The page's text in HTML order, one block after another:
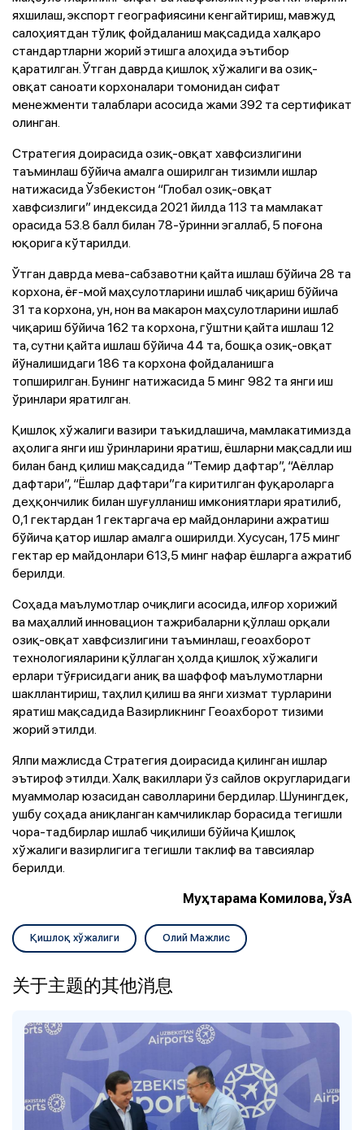
яхшилаш, экспорт географиясини кенгайтириш, мавжуд
салоҳиятдан тўлиқ фойдаланиш мақсадида халқаро
стандартларни жорий этишга алоҳида эътибор
қаратилган. Ўтган даврда қишлоқ хўжалиги ва озиқ-
овқат саноати корхоналари томонидан сифат
менежменти талаблари асосида жами 392 та сертификат
олинган.
Стратегия доирасида озиқ-овқат хавфсизлигини
таъминлаш бўйича амалга оширилган тизимли ишлар
натижасида Ўзбекистон “Глобал озиқ-овқат
хавфсизлиги” индексида 2021 йилда 113 та мамлакат
орасида 53.8 балл билан 78-ўринни эгаллаб, 5 поғона
юқорига кўтарилди.
Ўтган даврда мева-сабзавотни қайта ишлаш бўйича 28 та
корхона, ёғ-мой маҳсулотларини ишлаб чиқариш бўйича
31 та корхона, ун, нон ва макарон маҳсулотларини ишлаб
чиқариш бўйича 162 та корхона, гўштни қайта ишлаш 12
та, сутни қайта ишлаш бўйича 44 та, бошқа озиқ-овқат
йўналишидаги 186 та корхона фойдаланишга
топширилган. Бунинг натижасида 5 минг 982 та янги иш
ўринлари яратилган.
Қишлоқ хўжалиги вазири таъкидлашича, мамлакатимизда
аҳолига янги иш ўринларини яратиш, ёшларни мақсадли иш
билан банд қилиш мақсадида “Темир дафтар”, “Аёллар
дафтари”, “Ёшлар дафтари”га киритилган фуқароларга
деҳқончилик билан шуғулланиш имкониятлари яратилиб,
0,1 гектардан 1 гектаргача ер майдонларини ажратиш
бўйича қатор ишлар амалга оширилди. Хусусан, 175 минг
гектар ер майдонлари 613,5 минг нафар ёшларга ажратиб
берилди.
Соҳада маълумотлар очиқлиги асосида, илғор хорижий
ва маҳаллий инновацион тажрибаларни қўллаш орқали
озиқ-овқат хавфсизлигини таъминлаш, геоахборот
технологияларини қўллаган ҳолда қишлоқ хўжалиги
ерлари тўғрисидаги аниқ ва шаффоф маълумотларни
шакллантириш, таҳлил қилиш ва янги хизмат турларини
яратиш мақсадида Вазирликнинг Геоахборот тизими
жорий этилди.
Ялпи мажлисда Стратегия доирасида қилинган ишлар
эътироф этилди. Халқ вакиллари ўз сайлов округларидаги
муаммолар юзасидан саволларини бердилар. Шунингдек,
ушбу соҳада аниқланган камчиликлар борасида тегишли
чора-тадбирлар ишлаб чиқилиши бўйича Қишлоқ
хўжалиги вазирлигига тегишли таклиф ва тавсиялар
берилди.
Муҳтарама Комилова, ЎзА
Қишлоқ хўжалиги Олий Мажлис
关于主题的其他消息